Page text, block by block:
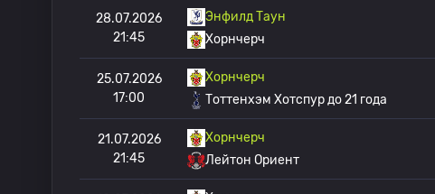
28.07.2026
21:45
Энфилд Таун
Хорнчерч
25.07.2026
17:00
Хорнчерч
Тоттенхэм Хотспур до 21 года
21.07.2026
21:45
Хорнчерч
Лейтон Ориент